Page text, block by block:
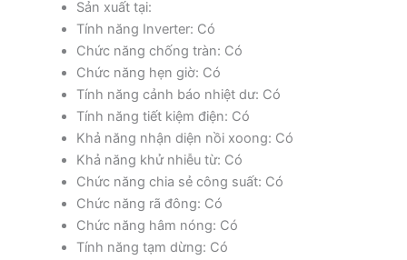
Sản xuất tại:
Tính năng Inverter: Có
Chức năng chống tràn: Có
Chức năng hẹn giờ: Có
Tính năng cảnh báo nhiệt dư: Có
Tính năng tiết kiệm điện: Có
Khả năng nhận diện nồi xoong: Có
Khả năng khử nhiễu từ: Có
Chức năng chia sẻ công suất: Có
Chức năng rã đông: Có
Chức năng hâm nóng: Có
Tính năng tạm dừng: Có